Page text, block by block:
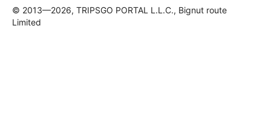
© 2013—2026, TRIPSGO PORTAL L.L.C., Bignut route
Limited